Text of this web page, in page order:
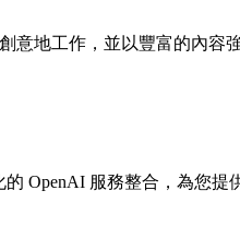
意地工作，並以豐富的內容
OpenAI 服務整合，為您